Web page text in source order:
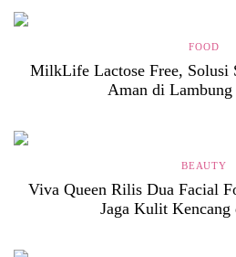
FOOD
MilkLife Lactose Free, Solusi
Aman di
BEAUTY
Viva Queen Rilis Dua Facial
Jaga Kulit Kencang